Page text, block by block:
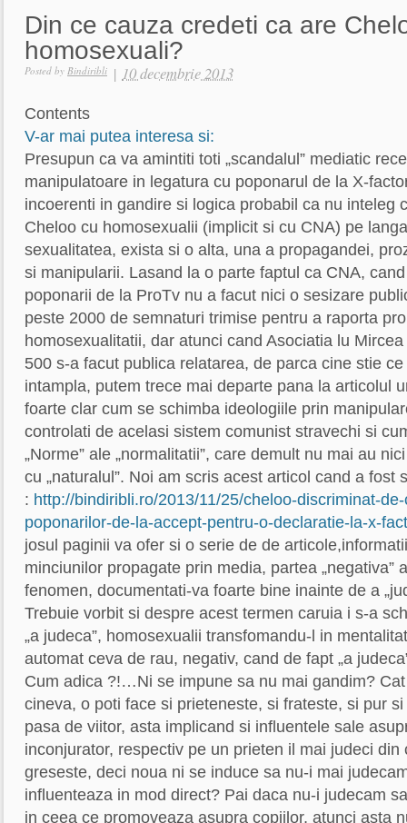
Din ce cauza credeti ca are
homosexuali?
Posted by Bindiribli | 10 decembrie 2013
Contents
V-ar mai putea interesa si:
Presupun ca va amintiti toti „scandalul” mediatic
manipulatoare in legatura cu poponarul de la X-
incoerenti in gandire si logica probabil ca nu inteleg
Cheloo cu homosexualii (implicit si cu CNA) pe
sexualitatea, exista si o alta, una a propagandei,
si manipularii. Lasand la o parte faptul ca CNA,
poponarii de la ProTv nu a facut nici o sesizare
peste 2000 de semnaturi trimise pentru a raporta
homosexualitatii, dar atunci cand Asociatia lu
500 s-a facut publica relatarea, de parca cine stie
intampla, putem trece mai departe pana la articolul
foarte clar cum se schimba ideologiile prin
controlati de acelasi sistem comunist stravechi si
„Norme” ale „normalitatii”, care demult nu mai au
cu „naturalul”. Noi am scris acest articol cand a fost
: http://bindiribli.ro/2013/11/25/cheloo-discriminat-
poponarilor-de-la-accept-pentru-o-declaratie-la-x-
josul paginii va ofer si o serie de de
minciunilor propagate prin media, partea „negativa”
fenomen, documentati-va foarte bine inainte de a
Trebuie vorbit si despre acest termen caruia i s-a
„a judeca”, homosexualii transfomandu-l in
automat ceva de rau, negativ, cand de fapt „a
Cum adica ?!…Ni se impune sa nu mai gandim?
cineva, o poti face si prieteneste, si frateste, si pur
pasa de viitor, asta implicand si influentele sale
inconjurator, respectiv pe un prieten il mai judeci din
greseste, deci noua ni se induce sa nu-i mai
influenteaza in mod direct? Pai daca nu-i judecam
in ceea ce promoveaza asupra copiilor, atunci asta